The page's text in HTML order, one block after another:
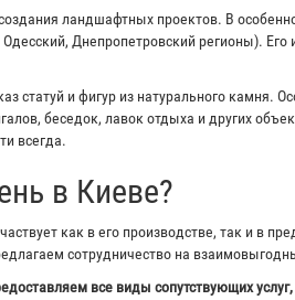
ландшафтных проектов. В
Днепропетровский регионы).
статуй и фигур из натурального камня.
беседок, лавок отдыха и других
всегда.
в Киеве?
как в его производстве, так и в
сотрудничество на
все виды сопутствующих